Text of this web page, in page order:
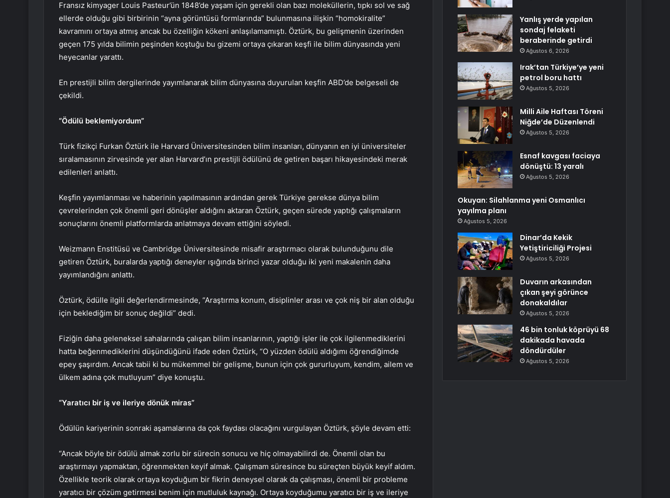
Fransız kimyager Louis Pasteur’ün 1848’de yaşam için gerekli olan bazı moleküllerin, tıpkı sol ve sağ
ellerde olduğu gibi birbirinin “ayna görüntüsü formlarında” bulunmasına ilişkin “homokiralite”
kavramını ortaya atmış ancak bu özelliğin kökeni anlaşılamamıştı. Öztürk, bu gelişmenin üzerinden
geçen 175 yılda bilimin peşinden koştuğu bu gizemi ortaya çıkaran keşfi ile bilim dünyasında yeni
heyecanlar yarattı.
En prestijli bilim dergilerinde yayımlanarak bilim dünyasına duyurulan keşfin ABD’de belgeseli de
çekildi.
“Ödülü beklemiyordum”
Türk fizikçi Furkan Öztürk ile Harvard Üniversitesinden bilim insanları, dünyanın en iyi üniversiteler
sıralamasının zirvesinde yer alan Harvard’ın prestijli ödülünü de getiren başarı hikayesindeki merak
edilenleri anlattı.
Keşfin yayımlanması ve haberinin yapılmasının ardından gerek Türkiye gerekse dünya bilim
çevrelerinden çok önemli geri dönüşler aldığını aktaran Öztürk, geçen sürede yaptığı çalışmaların
sonuçlarını önemli platformlarda anlatmaya devam ettiğini söyledi.
Weizmann Enstitüsü ve Cambridge Üniversitesinde misafir araştırmacı olarak bulunduğunu dile
getiren Öztürk, buralarda yaptığı deneyler ışığında birinci yazar olduğu iki yeni makalenin daha
yayımlandığını anlattı.
Öztürk, ödülle ilgili değerlendirmesinde, “Araştırma konum, disiplinler arası ve çok niş bir alan olduğu
için beklediğim bir sonuç değildi” dedi.
Fiziğin daha geleneksel sahalarında çalışan bilim insanlarının, yaptığı işler ile çok ilgilenmediklerini
hatta beğenmediklerini düşündüğünü ifade eden Öztürk, “O yüzden ödülü aldığımı öğrendiğimde
epey şaşırdım. Ancak tabii ki bu mükemmel bir gelişme, bunun için çok gururluyum, kendim, ailem ve
ülkem adına çok mutluyum” diye konuştu.
“Yaratıcı bir iş ve ileriye dönük miras”
Ödülün kariyerinin sonraki aşamalarına da çok faydası olacağını vurgulayan Öztürk, şöyle devam etti:
“Ancak böyle bir ödülü almak zorlu bir sürecin sonucu ve hiç olmayabilirdi de. Önemli olan bu
araştırmayı yapmaktan, öğrenmekten keyif almak. Çalışmam süresince bu süreçten büyük keyif aldım.
Özellikle teorik olarak ortaya koyduğum bir fikrin deneysel olarak da çalışması, önemli bir probleme
yaratıcı bir çözüm getirmesi benim için mutluluk kaynağı. Ortaya koyduğumu yaratıcı bir iş ve ileriye
Yanlış yerde yapılan
sondaj felaketi
beraberinde getirdi
Ağustos 6, 2026
Irak’tan Türkiye’ye yeni
petrol boru hattı
Ağustos 5, 2026
Milli Aile Haftası Töreni
Niğde’de Düzenlendi
Ağustos 5, 2026
Esnaf kavgası faciaya
dönüştü: 13 yaralı
Ağustos 5, 2026
Okuyan: Silahlanma yeni Osmanlıcı
yayılma planı
Ağustos 5, 2026
Dinar’da Kekik
Yetiştiriciliği Projesi
Ağustos 5, 2026
Duvarın arkasından
çıkan şeyi görünce
donakaldılar
Ağustos 5, 2026
46 bin tonluk köprüyü 68
dakikada havada
döndürdüler
Ağustos 5, 2026